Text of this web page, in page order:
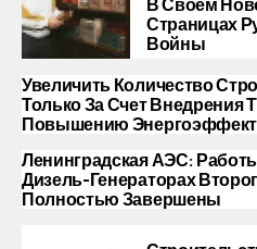
Страницах
Войны
Увеличить Количество
Только За Счет Внедрения
Повышению
Ленинградская АЭС:
Дизель-Генераторах
Полностью Завершены